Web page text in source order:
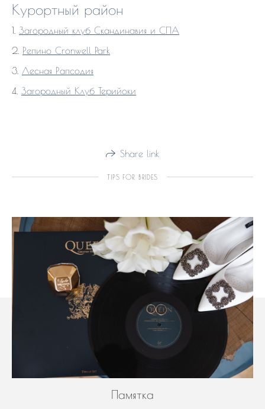
Курортный район
1.
Загородный клуб Скандинавия и СПА
2. Репино Cronwell Park
3. Лесная Рапсодия
4.
Загородный Клуб Терийоки
Share link
TIPS FOR BRIDES
Памятка